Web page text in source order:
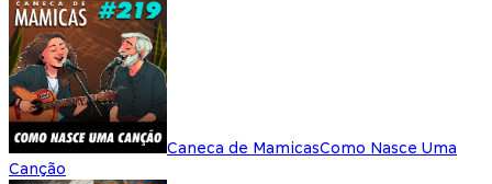
Caneca de MamicasComo Nasce Uma
Canção